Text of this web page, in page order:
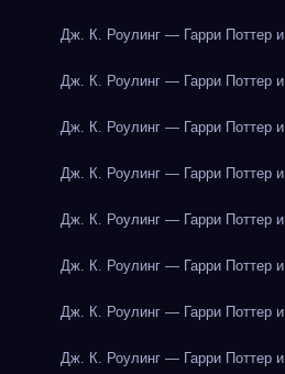
Дж. К. Роулинг — Гарри Поттер
Дж. К. Роулинг — Гарри Поттер
Дж. К. Роулинг — Гарри Поттер
Дж. К. Роулинг — Гарри Поттер
Дж. К. Роулинг — Гарри Поттер
Дж. К. Роулинг — Гарри Поттер
Дж. К. Роулинг — Гарри Поттер
Дж. К. Роулинг — Гарри Поттер